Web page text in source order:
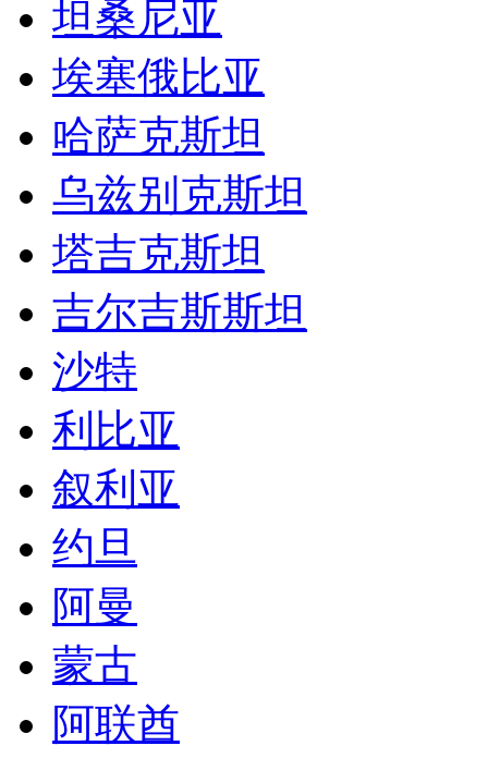
坦桑尼亚
埃塞俄比亚
哈萨克斯坦
乌兹别克斯坦
塔吉克斯坦
吉尔吉斯斯坦
沙特
利比亚
叙利亚
约旦
阿曼
蒙古
阿联酋